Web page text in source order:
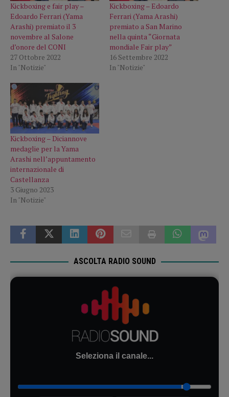
Kickboxing e fair play –
Edoardo Ferrari (Yama
Arashi) premiato il 3
novembre al Salone
d’onore del CONI
27 Ottobre 2022
In "Notizie"
Kickboxing – Edoardo
Ferrari (Yama Arashi)
premiato a San Marino
nella quinta “Giornata
mondiale Fair play”
16 Settembre 2022
In "Notizie"
Kickboxing – Diciannove
medaglie per la Yama
Arashi nell’appuntamento
internazionale di
Castellanza
3 Giugno 2023
In "Notizie"
ASCOLTA RADIO SOUND
Seleziona il canale...